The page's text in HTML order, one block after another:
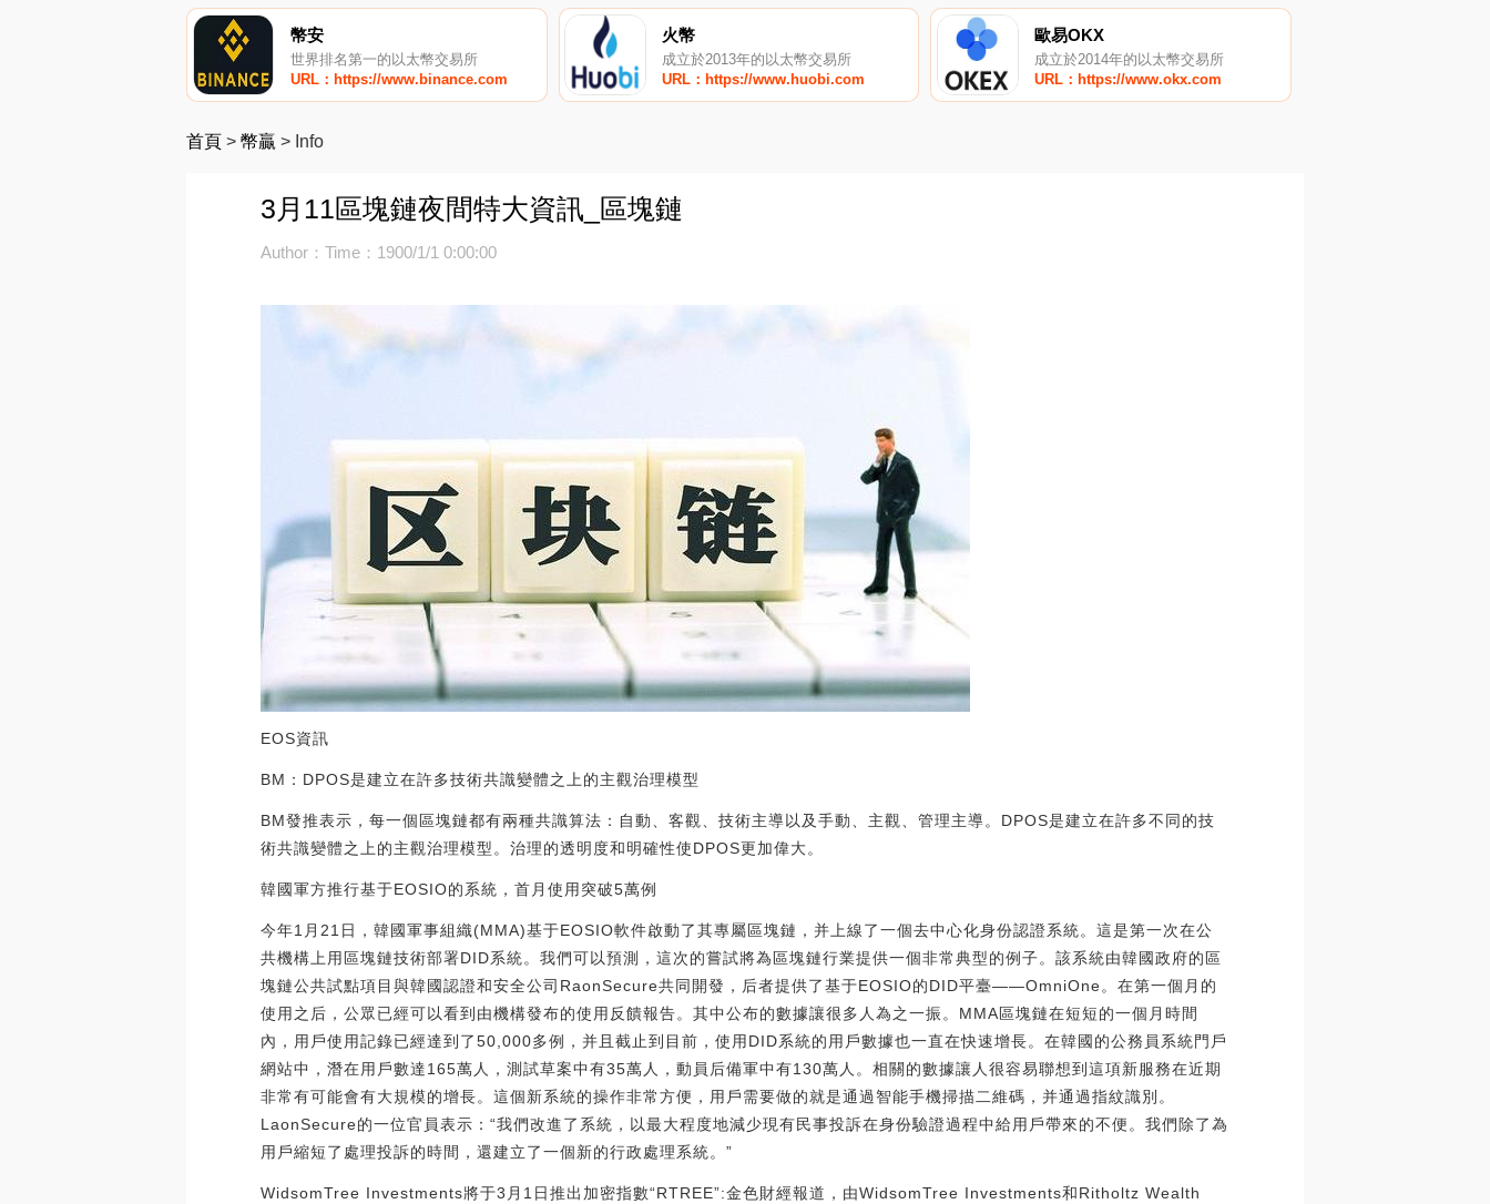
幣安
世界排名第一的以太幣交易所
URL：https://www.binance.com
火幣
成立於2013年的以太幣交易所
URL：https://www.huobi.com
歐易OKX
成立於2014年的以太幣交易所
URL：https://www.okx.com
首頁 > 幣贏 > Info
3月11區塊鏈夜間特大資訊_區塊鏈
Author：Time：1900/1/1 0:00:00
EOS資訊
BM：DPOS是建立在許多技術共識變體之上的主觀治理模型
BM發推表示，每一個區塊鏈都有兩種共識算法：自動、客觀、技術主導以及手動、主觀、管理主導。DPOS是建立在許多不同的技
術共識變體之上的主觀治理模型。治理的透明度和明確性使DPOS更加偉大。
韓國軍方推行基于EOSIO的系統，首月使用突破5萬例
今年1月21日，韓國軍事組織(MMA)基于EOSIO軟件啟動了其專屬區塊鏈，并上線了一個去中心化身份認證系統。這是第一次在公
共機構上用區塊鏈技術部署DID系統。我們可以預測，這次的嘗試將為區塊鏈行業提供一個非常典型的例子。該系統由韓國政府的區
塊鏈公共試點項目與韓國認證和安全公司RaonSecure共同開發，后者提供了基于EOSIO的DID平臺——OmniOne。在第一個月的
使用之后，公眾已經可以看到由機構發布的使用反饋報告。其中公布的數據讓很多人為之一振。MMA區塊鏈在短短的一個月時間
內，用戶使用記錄已經達到了50,000多例，并且截止到目前，使用DID系統的用戶數據也一直在快速增長。在韓國的公務員系統門戶
網站中，潛在用戶數達165萬人，測試草案中有35萬人，動員后備軍中有130萬人。相關的數據讓人很容易聯想到這項新服務在近期
非常有可能會有大規模的增長。這個新系統的操作非常方便，用戶需要做的就是通過智能手機掃描二維碼，并通過指紋識別。
LaonSecure的一位官員表示：“我們改進了系統，以最大程度地減少現有民事投訴在身份驗證過程中給用戶帶來的不便。我們除了為
用戶縮短了處理投訴的時間，還建立了一個新的行政處理系統。”
WidsomTree Investments將于3月1日推出加密指數“RTREE”:金色財經報道，由WidsomTree Investments和Ritholtz Wealth